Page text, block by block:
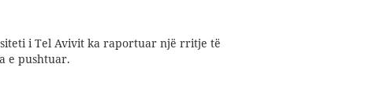
i Tel Avivit ka raportuar një rritje të
e pushtuar.